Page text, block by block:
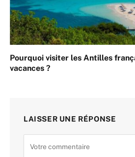
Pourquoi visiter les Antilles
vacances ?
LAISSER UNE RÉPONSE